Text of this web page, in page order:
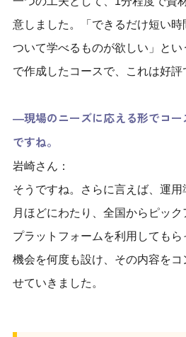
意しました。「できるだけ短い
ついて学べるものが欲しい」と
で作成したコースで、これは好評
―現場のニーズに応える形でコー
ですね。
岩崎さん：
そうですね。さらに言えば、運
月ほどにわたり、全国からピッ
プラットフォームを利用してもら
機会を何度も設け、その内容をコ
せていきました。